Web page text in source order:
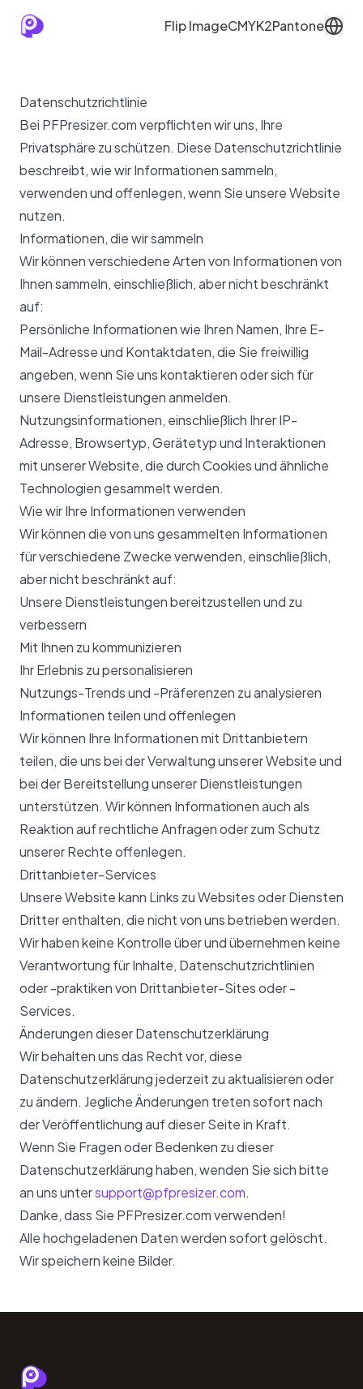
Flip ImageCMYK2Pantone
Datenschutzrichtlinie
Bei PFPresizer.com verpflichten wir uns, Ihre
Privatsphäre zu schützen. Diese Datenschutzrichtlinie
beschreibt, wie wir Informationen sammeln,
verwenden und offenlegen, wenn Sie unsere Website
nutzen.
Informationen, die wir sammeln
Wir können verschiedene Arten von Informationen von
Ihnen sammeln, einschließlich, aber nicht beschränkt
auf:
Persönliche Informationen wie Ihren Namen, Ihre E-
Mail-Adresse und Kontaktdaten, die Sie freiwillig
angeben, wenn Sie uns kontaktieren oder sich für
unsere Dienstleistungen anmelden.
Nutzungsinformationen, einschließlich Ihrer IP-
Adresse, Browsertyp, Gerätetyp und Interaktionen
mit unserer Website, die durch Cookies und ähnliche
Technologien gesammelt werden.
Wie wir Ihre Informationen verwenden
Wir können die von uns gesammelten Informationen
für verschiedene Zwecke verwenden, einschließlich,
aber nicht beschränkt auf:
Unsere Dienstleistungen bereitzustellen und zu
verbessern
Mit Ihnen zu kommunizieren
Ihr Erlebnis zu personalisieren
Nutzungs-Trends und -Präferenzen zu analysieren
Informationen teilen und offenlegen
Wir können Ihre Informationen mit Drittanbietern
teilen, die uns bei der Verwaltung unserer Website und
bei der Bereitstellung unserer Dienstleistungen
unterstützen. Wir können Informationen auch als
Reaktion auf rechtliche Anfragen oder zum Schutz
unserer Rechte offenlegen.
Drittanbieter-Services
Unsere Website kann Links zu Websites oder Diensten
Dritter enthalten, die nicht von uns betrieben werden.
Wir haben keine Kontrolle über und übernehmen keine
Verantwortung für Inhalte, Datenschutzrichtlinien
oder -praktiken von Drittanbieter-Sites oder -
Services.
Änderungen dieser Datenschutzerklärung
Wir behalten uns das Recht vor, diese
Datenschutzerklärung jederzeit zu aktualisieren oder
zu ändern. Jegliche Änderungen treten sofort nach
der Veröffentlichung auf dieser Seite in Kraft.
Wenn Sie Fragen oder Bedenken zu dieser
Datenschutzerklärung haben, wenden Sie sich bitte
an uns untersupport@pfpresizer.com.
Danke, dass Sie PFPresizer.com verwenden!
Alle hochgeladenen Daten werden sofort gelöscht.
Wir speichern keine Bilder.